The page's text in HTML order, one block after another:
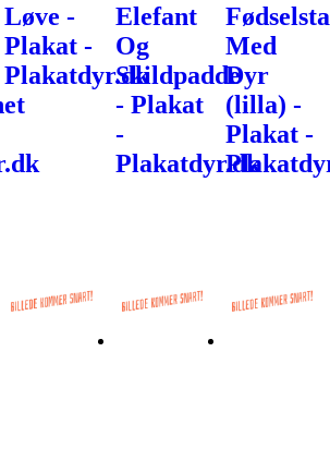
Løve -
Plakat -
Plakatdyr.dk
Elefant
Og
Skildpadde
- Plakat
-
Plakatdyr.dk
Med
Dyr
(lilla) -
Plakat -